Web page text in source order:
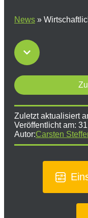
News »
Zuletzt aktualisiert
Veröffentlicht am:
Autor:Carsten